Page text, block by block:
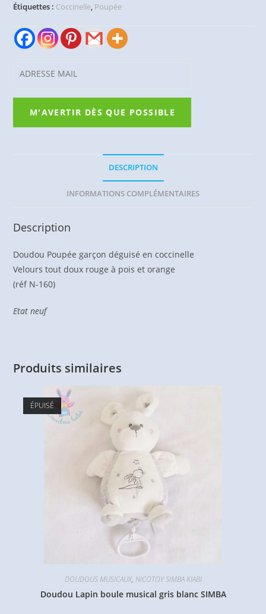
Étiquettes : Coccinelle, Poupée
DESCRIPTION
INFORMATIONS COMPLÉMENTAIRES
Description
Doudou Poupée garçon déguisé en coccinelle
Velours tout doux rouge à pois et orange
(réf N-160)
Etat neuf
Produits similaires
ÉPUISÉ
DOUDOUS MUSICAUX, NICOTOY SIMBA KIABI
Doudou Lapin boule musical gris blanc SIMBA